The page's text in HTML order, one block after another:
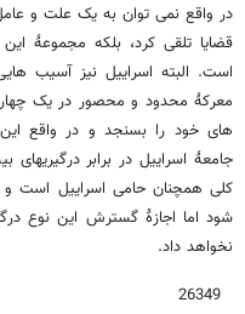
در واقع نمی توان به یک علت و
قضایا تلقی کرد، بلکه مجموعۀ
است. البته اسراییل نیز آسیب
معرکۀ محدود و محصور در یک
های خود را بسنجد و در واقع
جامعۀ اسراییل در برابر
کلی همچنان حامی اسراییل است
شود اما اجازۀ گسترش این نوع
نخواهد داد.